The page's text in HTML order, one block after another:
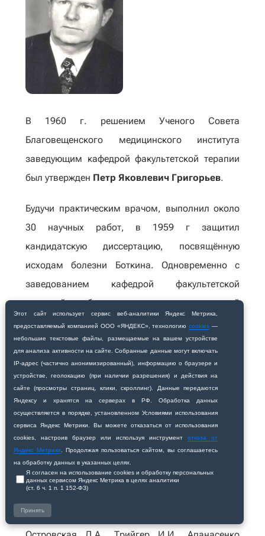
В 1960 г. решением Ученого Совета
Благовещенского медицинского института
заведующим кафедрой факультетской терапии
был утвержден Петр Яковлевич Григорьев.
Будучи практическим врачом, выполнил около
30 научных работ, в 1959 г защитил
кандидатскую диссертацию, посвящённую
исходам болезни Боткина. Одновременно с
заведованием кафедрой факультетской
терапией, работал проректором по научной
работе, а с 1968 г. - ректором БГМИ.
В 1965 г. защитил докторскую диссертацию
«Тиреотоксический зоб и его связь с
эндемическим поражением щитовидной
железы».
В годы заведования кафедрой Петром
Яковлевичем Григорьевым сформировался
высокопрофессиональный коллектив. Часть
зрелыми врачами и педагогами (Кукина Н.П.,
Этот сайт использует сервис веб‑аналитики Яндекс Метрика,
предоставляемый компанией ООО «ЯНДЕКС», технологиюcookies —
небольшие текстовые файлы, размещаемые на вашем устройстве
для анализа активности на сайте. Собранные данные могут включать
IP‑адрес (частично анонимизированный), информацию о браузере и
устройстве, геолокацию (при наличии разрешения) и действия на
сайте (просмотры страниц, клики, скроллинг). Данные передаются
Яндексу и хранятся на серверах в РФ. Обработка данных
осуществляется в порядке, установленном Условиями использования
сервиса Яндекс Метрики. Вы можете отказаться от использования
cookies, настроив браузер или используя инструментотказа от
Яндекс Метрики . Продолжая пользоваться сайтом, вы соглашаетесь
на обработку данных в указанных целях.
Я согласен на использование cookies и обработку персональных
данных сервисом Яндекс Метрика в целях аналитики
(ст. 6 ч. 1 п. 1 152‑ФЗ)
Принять